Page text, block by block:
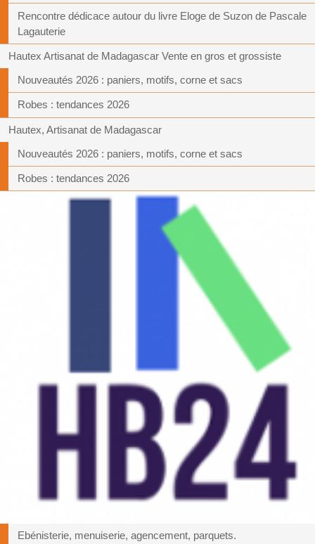
Rencontre dédicace autour du livre Eloge de Suzon de Pascale
Lagauterie
Hautex Artisanat de Madagascar Vente en gros et grossiste
Nouveautés 2026 : paniers, motifs, corne et sacs
Robes : tendances 2026
Hautex, Artisanat de Madagascar
Nouveautés 2026 : paniers, motifs, corne et sacs
Robes : tendances 2026
Ebénisterie, menuiserie, agencement, parquets.